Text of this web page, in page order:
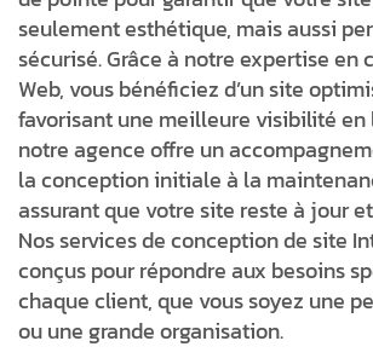
seulement esthétique, mais aussi
sécurisé. Grâce à notre expertise en
Web, vous bénéficiez d’un site
favorisant une meilleure visibilité en
notre agence offre un
la conception initiale à la
assurant que votre site reste à jour
Nos services de conception de site
conçus pour répondre aux besoins
chaque client, que vous soyez une
ou une grande organisation.